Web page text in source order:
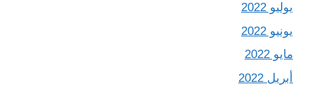
يوليو 2022
يونيو 2022
مايو 2022
أبريل 2022